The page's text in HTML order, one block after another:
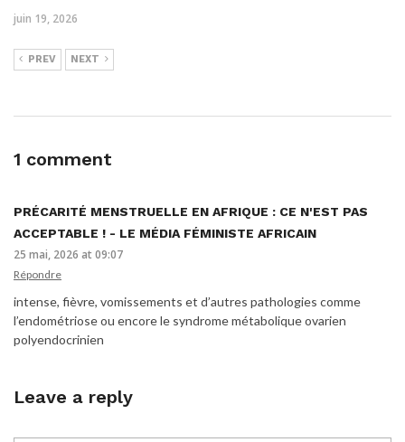
juin 19, 2026
PREV NEXT
1 comment
PRÉCARITÉ MENSTRUELLE EN AFRIQUE : CE N'EST PAS
ACCEPTABLE ! - LE MÉDIA FÉMINISTE AFRICAIN
25 mai, 2026 at 09:07
Répondre
intense, fièvre, vomissements et d’autres pathologies comme
l’endométriose ou encore le syndrome métabolique ovarien
polyendocrinien
Leave a reply